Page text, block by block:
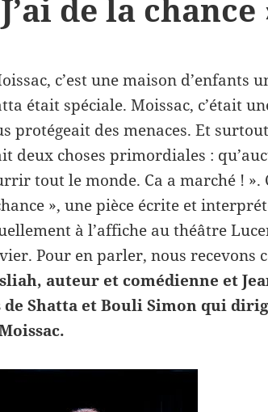
de la chance
c’est une maison d’enfants
était spéciale. Moissac, c’était
protégeait des menaces. Et
deux choses primordiales :
tout le monde. Ca a marché ! ».
», une pièce écrite et
à l’affiche au théâtre
Pour en parler, nous recevons
auteur et comédienne et
Shatta et Bouli Simon qui